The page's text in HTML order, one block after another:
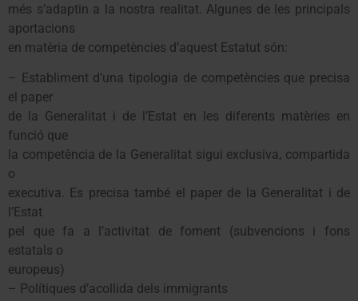
més s’adaptin a la nostra realitat. Algunes de les principals
aportacions
en matèria de competències d’aquest Estatut són:
– Establiment d’una tipologia de competències que precisa
el paper
de la Generalitat i de l’Estat en les diferents matèries en
funció que
la competència de la Generalitat sigui exclusiva, compartida
o
executiva. Es precisa també el paper de la Generalitat i de
l’Estat
pel que fa a l’activitat de foment (subvencions i fons
estatals o
europeus)
– Polítiques d’acollida dels immigrants